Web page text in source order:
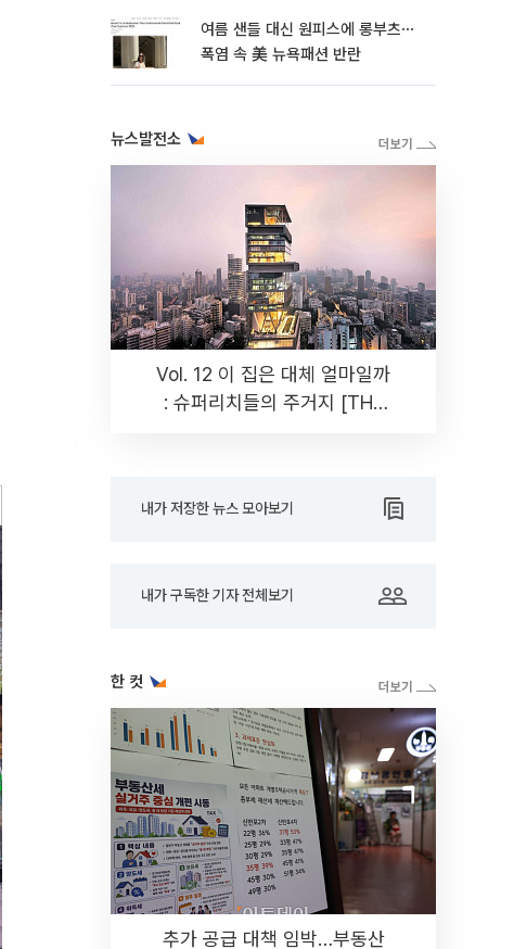
여름 샌들 대신 원피스에 롱부츠⋯
폭염 속 美 뉴욕패션 반란
뉴스발전소
Vol. 12 이 집은 대체 얼마일까
: 슈퍼리치들의 주거지 [THE
내가 저장한 뉴스 모아보기
내가 구독한 기자 전체보기
한 컷
추가 공급 대책 임박…부동산